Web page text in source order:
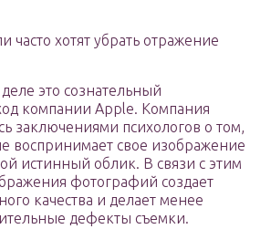
часто хотят убрать отражение
это сознательный
компании Apple. Компания
заключениями психологов о том,
воспринимает свое изображение
истинный облик. В связи с этим
фотографий создает
качества и делает менее
дефекты съемки.